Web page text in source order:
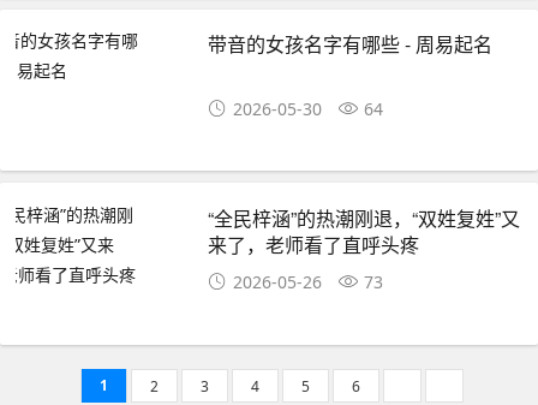
带音的女孩名字有哪些 - 周易起名
2026-05-30 64
“全民梓涵”的热潮刚退，“双姓复姓”又
来了，老师看了直呼头疼
2026-05-26 73
1 2 3 4 5 6